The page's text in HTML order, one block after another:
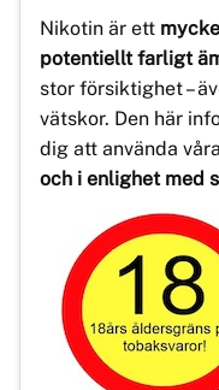
Nikotin är ett
potentiellt farligt
stor försiktighet –
vätskor. Den här
dig att använda
och i enlighet med